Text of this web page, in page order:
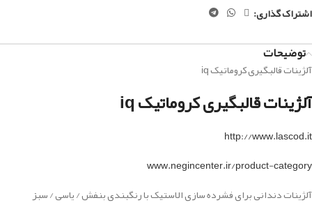
اشتراک گذاری:
توضیحات
آلژینات قالبگیری کروماتیک iq
آلژینات قالبگیری کروماتیک iq
http://www.lascod.it
www.negincenter.ir/product-category
آلژینات دندانی برای فشرده سازی الاستیک با رنگبندی بنفش / یاسی / سبز